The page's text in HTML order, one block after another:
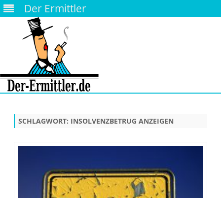
Der Ermittler
SCHLAGWORT: INSOLVENZBETRUG ANZEIGEN